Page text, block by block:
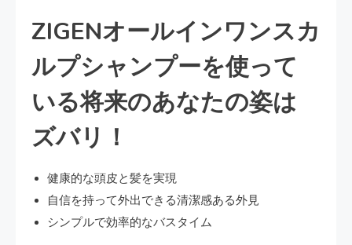
ZIGENオールインワンスカ
ルプシャンプーを使って
いる将来のあなたの姿は
ズバリ！
健康的な頭皮と髪を実現
自信を持って外出できる清潔感ある外見
シンプルで効率的なバスタイム